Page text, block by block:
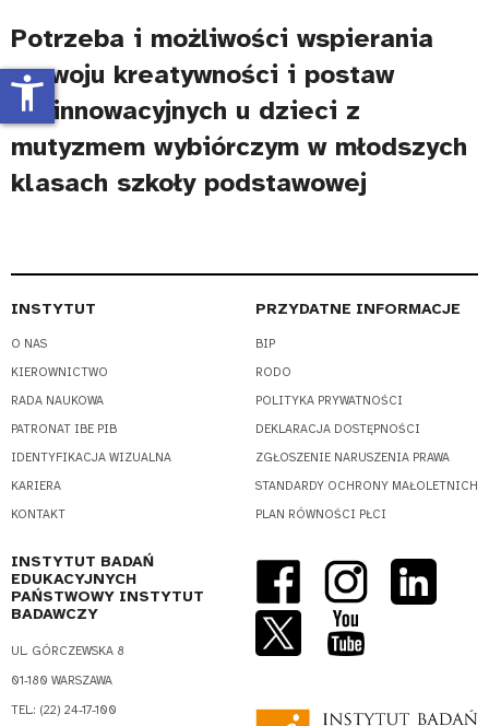
Potrzeba i możliwości wspierania
rozwoju kreatywności i postaw
proinnowacyjnych u dzieci z
mutyzmem wybiórczym w młodszych
klasach szkoły podstawowej
INSTYTUT
O NAS
KIEROWNICTWO
RADA NAUKOWA
PATRONAT IBE PIB
IDENTYFIKACJA WIZUALNA
KARIERA
KONTAKT
PRZYDATNE INFORMACJE
BIP
RODO
POLITYKA PRYWATNOŚCI
DEKLARACJA DOSTĘPNOŚCI
ZGŁOSZENIE NARUSZENIA PRAWA
STANDARDY OCHRONY MAŁOLETNICH
PLAN RÓWNOŚCI PŁCI
INSTYTUT BADAŃ
EDUKACYJNYCH
PAŃSTWOWY INSTYTUT
BADAWCZY
UL. GÓRCZEWSKA 8
01-180 WARSZAWA
TEL.: (22) 24-17-100
accessibility_new